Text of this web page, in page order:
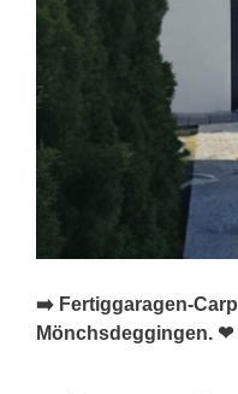
➡️ Fertiggaragen-
Mönchsdeggingen.